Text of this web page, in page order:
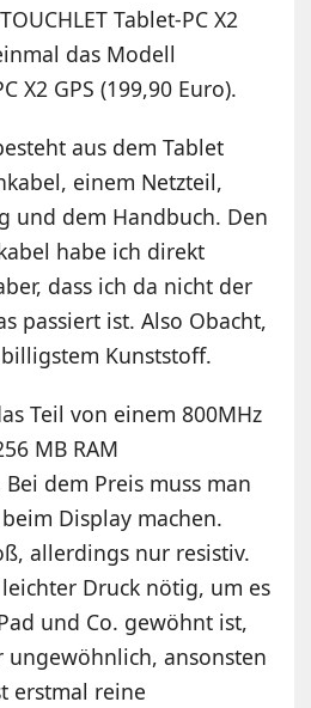
Tablet-PC X2
das Modell
X2 GPS (199,90 Euro).
aus dem Tablet
einem Netzteil,
und dem Handbuch. Den
habe ich direkt
dass ich da nicht der
passiert ist. Also Obacht,
Kunststoff.
Teil von einem 800MHz
MB RAM
dem Preis muss man
Display machen.
allerdings nur resistiv.
Druck nötig, um es
und Co. gewöhnt ist,
ungewöhnlich, ansonsten
erstmal reine